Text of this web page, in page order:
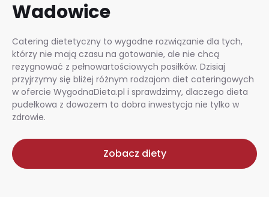
Wadowice
Catering dietetyczny to wygodne rozwiązanie dla tych,
którzy nie mają czasu na gotowanie, ale nie chcą
rezygnować z pełnowartościowych posiłków. Dzisiaj
przyjrzymy się bliżej różnym rodzajom diet cateringowych
w ofercie WygodnaDieta.pl i sprawdzimy, dlaczego dieta
pudełkowa z dowozem to dobra inwestycja nie tylko w
zdrowie.
Zobacz diety